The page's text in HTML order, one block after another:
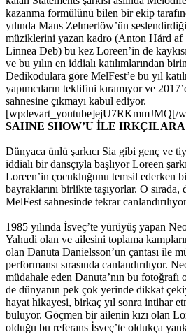
kazanma formülünü bilen bir ekip
yılında Mans Zelmerlöw’ün
müziklerini yazan kadro (Anton Hård af
Linnea Deb) bu kez Loreen’in de
ve bu yılın en iddialı katılımlarından
Dedikodulara göre MelFest’e bu yıl
yapımcıların teklifini kıramıyor ve
sahnesine çıkmayı kabul ediyor.
[wpdevart_youtube]ejU7RKmmJMQ[/
SAHNE SHOW’U İLE
Dünyaca ünlü şarkıcı Sia gibi genç ve
iddialı bir dansçıyla başlıyor Loreen
Loreen’in çocukluğunu temsil ederken
bayraklarını birlikte taşıyorlar. O
MelFest sahnesinde tekrar
1985 yılında İsveç’te yürüyüş yapan
Yahudi olan ve ailesini toplama
olan Danuta Danielsson’un çantası ile
performansı sırasında canlandırılıyor.
müdahale eden Danuta’nın bu fotoğrafı
de dünyanın pek çok yerinde dikkat
hayat hikayesi, birkaç yıl sonra intihar
buluyor. Göçmen bir ailenin kızı olan
olduğu bu referans İsveç’te oldukça